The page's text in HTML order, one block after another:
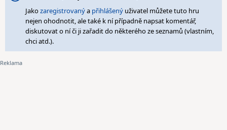
Jakozaregistrovanýa přihlášený uživatel můžete tuto hru
nejen ohodnotit, ale také k ní případně napsat komentář,
diskutovat o ní či ji zařadit do některého ze seznamů (vlastním,
chci atd.).